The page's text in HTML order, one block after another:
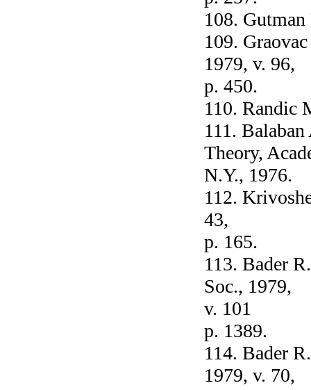
108.
109.
1979, v. 96,
p. 450.
110. Randic
111.
Theory,
N.Y., 1976.
112.
43,
p. 165.
113. Bader
Soc., 1979,
v. 101
p. 1389.
114. Bader
1979, v. 70,